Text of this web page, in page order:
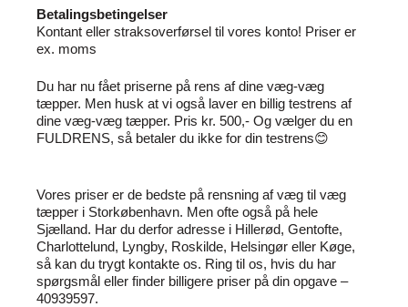
Betalingsbetingelser
Kontant eller straksoverførsel til vores konto! Priser er
ex. moms
Du har nu fået priserne på rens af dine væg-væg
tæpper. Men husk at vi også laver en billig testrens af
dine væg-væg tæpper. Pris kr. 500,- Og vælger du en
FULDRENS, så betaler du ikke for din testrens😊
Vores priser er de bedste på rensning af væg til væg
tæpper i Storkøbenhavn. Men ofte også på hele
Sjælland. Har du derfor adresse i Hillerød, Gentofte,
Charlottelund, Lyngby, Roskilde, Helsingør eller Køge,
så kan du trygt kontakte os. Ring til os, hvis du har
spørgsmål eller finder billigere priser på din opgave –
40939597.